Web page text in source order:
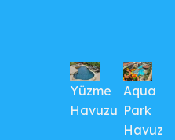
Yüzme
Havuzu
Aqua
Park
Havuz